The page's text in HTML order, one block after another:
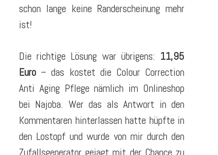
schon lange keine Randerscheinung mehr
ist!
Die richtige Lösung war übrigens: 11,95
Euro – das kostet die Colour Correction
Anti Aging Pflege nämlich im Onlineshop
bei Najoba. Wer das als Antwort in den
Kommentaren hinterlassen hatte hüpfte in
den Lostopf und wurde von mir durch den
Zufallsgenerator gejagt mit der Chance zu